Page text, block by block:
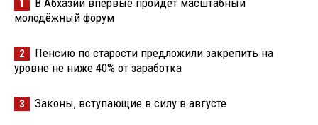
1
молодёжный форум
2
Пенсию по старости предложили закрепить на
уровне не ниже 40% от заработка
3 Законы, вступающие в силу в августе